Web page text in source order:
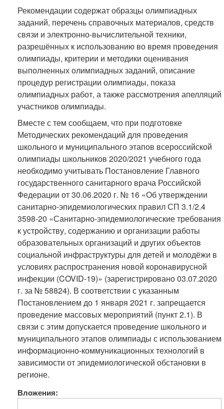
Рекомендации содержат образцы олимпиадных
заданий, перечень справочных материалов, средств
связи и электронно-вычислительной техники,
разрешённых к использованию во время проведения
олимпиады, критерии и методики оценивания
выполненных олимпиадных заданий, описание
процедур регистрации олимпиады, показа
олимпиадных работ, а также рассмотрения апелляций
участников олимпиады.
Вместе с тем сообщаем, что при подготовке
Методических рекомендаций для проведения
школьного и муниципального этапов всероссийской
олимпиады школьников 2020/2021 учебного года
необходимо учитывать Постановление Главного
государственного санитарного врача Российской
Федерации от 30.06.2020 г. № 16 «Об утверждении
санитарно-эпидемиологических правил СП 3.1/2.4
3598-20 «Санитарно-эпидемиологические требования
к устройству, содержанию и организации работы
образовательных организаций и других объектов
социальной инфраструктуры для детей и молодёжи в
условиях распространения новой коронавирусной
инфекции (COVID-19)» (зарегистрировано 03.07.2020
г. за № 58824). В соответствии с указанным
Постановлением до 1 января 2021 г. запрещается
проведение массовых мероприятий (пункт 2.1). В
связи с этим допускается проведение школьного и
муниципального этапов олимпиады с использованием
информационно-коммуникационных технологий в
зависимости от эпидемиологической обстановки в
регионе.
Вложения: